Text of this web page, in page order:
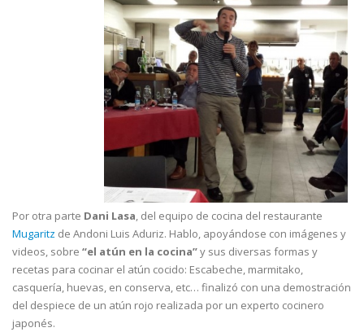
Por otra parte Dani Lasa, del equipo de cocina del restaurante
Mugaritz de Andoni Luis Aduriz. Hablo, apoyándose con imágenes y
videos, sobre “el atún en la cocina”y sus diversas formas y
recetas para cocinar el atún cocido: Escabeche, marmitako,
casquería, huevas, en conserva, etc… finalizó con una demostración
del despiece de un atún rojo realizada por un experto cocinero
japonés.